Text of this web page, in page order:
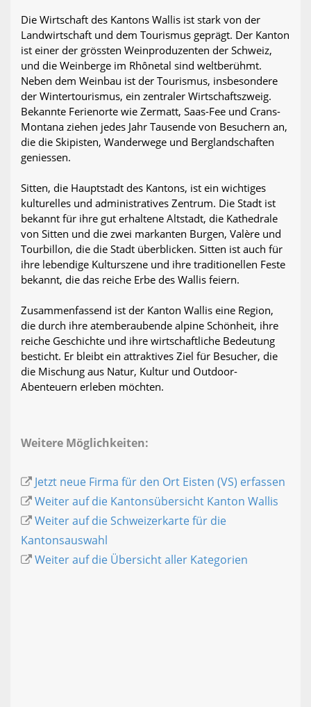
Die Wirtschaft des Kantons Wallis ist stark von der
Landwirtschaft und dem Tourismus geprägt. Der Kanton
ist einer der grössten Weinproduzenten der Schweiz,
und die Weinberge im Rhônetal sind weltberühmt.
Neben dem Weinbau ist der Tourismus, insbesondere
der Wintertourismus, ein zentraler Wirtschaftszweig.
Bekannte Ferienorte wie Zermatt, Saas-Fee und Crans-
Montana ziehen jedes Jahr Tausende von Besuchern an,
die die Skipisten, Wanderwege und Berglandschaften
geniessen.
Sitten, die Hauptstadt des Kantons, ist ein wichtiges
kulturelles und administratives Zentrum. Die Stadt ist
bekannt für ihre gut erhaltene Altstadt, die Kathedrale
von Sitten und die zwei markanten Burgen, Valère und
Tourbillon, die die Stadt überblicken. Sitten ist auch für
ihre lebendige Kulturszene und ihre traditionellen Feste
bekannt, die das reiche Erbe des Wallis feiern.
Zusammenfassend ist der Kanton Wallis eine Region,
die durch ihre atemberaubende alpine Schönheit, ihre
reiche Geschichte und ihre wirtschaftliche Bedeutung
besticht. Er bleibt ein attraktives Ziel für Besucher, die
die Mischung aus Natur, Kultur und Outdoor-
Abenteuern erleben möchten.
Weitere Möglichkeiten:
Jetzt neue Firma für den Ort Eisten (VS) erfassen
Weiter auf die Kantonsübersicht Kanton Wallis
Weiter auf die Schweizerkarte für die
Kantonsauswahl
Weiter auf die Übersicht aller Kategorien